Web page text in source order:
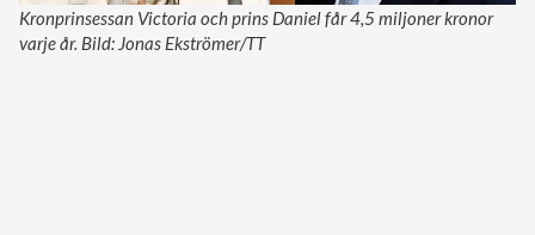
Kronprinsessan Victoria och prins Daniel får 4,5 miljoner kronor
varje år. Bild: Jonas Ekströmer/TT